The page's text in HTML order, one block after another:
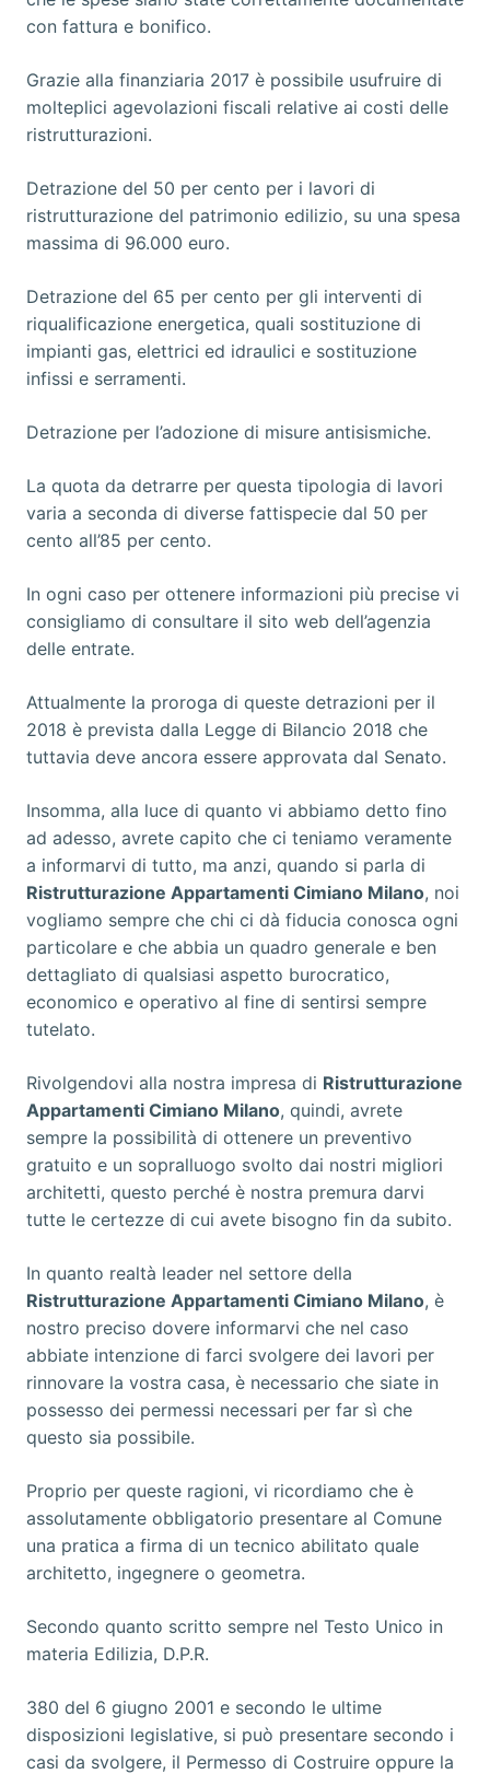
con fattura e bonifico.
Grazie alla finanziaria 2017 è possibile usufruire di
molteplici agevolazioni fiscali relative ai costi delle
ristrutturazioni.
Detrazione del 50 per cento per i lavori di
ristrutturazione del patrimonio edilizio, su una spesa
massima di 96.000 euro.
Detrazione del 65 per cento per gli interventi di
riqualificazione energetica, quali sostituzione di
impianti gas, elettrici ed idraulici e sostituzione
infissi e serramenti.
Detrazione per l’adozione di misure antisismiche.
La quota da detrarre per questa tipologia di lavori
varia a seconda di diverse fattispecie dal 50 per
cento all’85 per cento.
In ogni caso per ottenere informazioni più precise vi
consigliamo di consultare il sito web dell’agenzia
delle entrate.
Attualmente la proroga di queste detrazioni per il
2018 è prevista dalla Legge di Bilancio 2018 che
tuttavia deve ancora essere approvata dal Senato.
Insomma, alla luce di quanto vi abbiamo detto fino
ad adesso, avrete capito che ci teniamo veramente
a informarvi di tutto, ma anzi, quando si parla di
Ristrutturazione Appartamenti Cimiano Milano, noi
vogliamo sempre che chi ci dà fiducia conosca ogni
particolare e che abbia un quadro generale e ben
dettagliato di qualsiasi aspetto burocratico,
economico e operativo al fine di sentirsi sempre
tutelato.
Rivolgendovi alla nostra impresa di Ristrutturazione
Appartamenti Cimiano Milano, quindi, avrete
sempre la possibilità di ottenere un preventivo
gratuito e un sopralluogo svolto dai nostri migliori
architetti, questo perché è nostra premura darvi
tutte le certezze di cui avete bisogno fin da subito.
In quanto realtà leader nel settore della
Ristrutturazione Appartamenti Cimiano Milano, è
nostro preciso dovere informarvi che nel caso
abbiate intenzione di farci svolgere dei lavori per
rinnovare la vostra casa, è necessario che siate in
possesso dei permessi necessari per far sì che
questo sia possibile.
Proprio per queste ragioni, vi ricordiamo che è
assolutamente obbligatorio presentare al Comune
una pratica a firma di un tecnico abilitato quale
architetto, ingegnere o geometra.
Secondo quanto scritto sempre nel Testo Unico in
materia Edilizia, D.P.R.
380 del 6 giugno 2001 e secondo le ultime
disposizioni legislative, si può presentare secondo i
casi da svolgere, il Permesso di Costruire oppure la